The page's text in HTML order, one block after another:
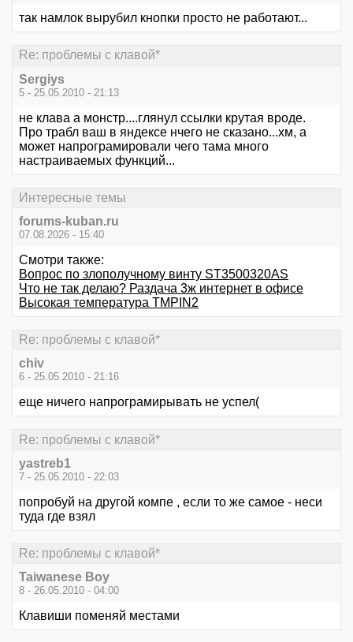
так намлок вырубил кнопки просто не работают...
Re: проблемы с клавой*
Sergiys
5 - 25.05.2010 - 21:13
не клава а монстр....глянул ссылки крутая вроде.
Про трабл ваш в яндексе нчего не сказано...хм, а
может напрограмировали чего тама много
настраиваемых функций...
Интересные темы
forums-kuban.ru
07.08.2026 - 15:40
Смотри также:
Вопрос по злополучному винту ST3500320AS
Что не так делаю? Раздача 3ж интернет в офисе
Высокая температура TMPIN2
Re: проблемы с клавой*
chiv
6 - 25.05.2010 - 21:16
еще ничего напрограмирывать не успел(
Re: проблемы с клавой*
yastreb1
7 - 25.05.2010 - 22:03
попробуй на другой компе , если то же самое - неси
туда где взял
Re: проблемы с клавой*
Taiwanese Boy
8 - 26.05.2010 - 04:00
Клавиши поменяй местами